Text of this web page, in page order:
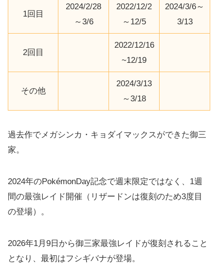
1回目
2024/2/28
～3/6
2022/12/2
～12/5
2024/3/6～
3/13
2回目
2022/12/16
~12/19
その他
2024/3/13
～3/18
過去作でメガシンカ・キョダイマックスができた御三
家。
2024年のPokémonDay記念で週末限定ではなく、1週
間の最強レイド開催（リザードンは復刻のため3度目
の登場）。
2026年1月9日から御三家最強レイドが復刻されること
となり、最初はフシギバナが登場。